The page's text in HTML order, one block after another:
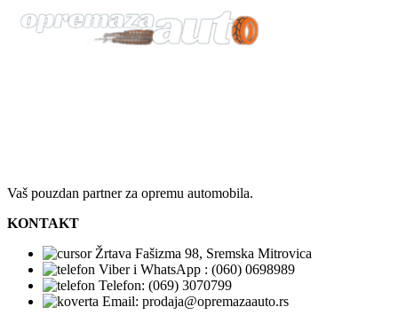
Vaš pouzdan partner za opremu automobila.
KONTAKT
Žrtava Fašizma 98, Sremska Mitrovica
Viber i WhatsApp : (060) 0698989
Telefon: (069) 3070799
Email: prodaja@opremazaauto.rs